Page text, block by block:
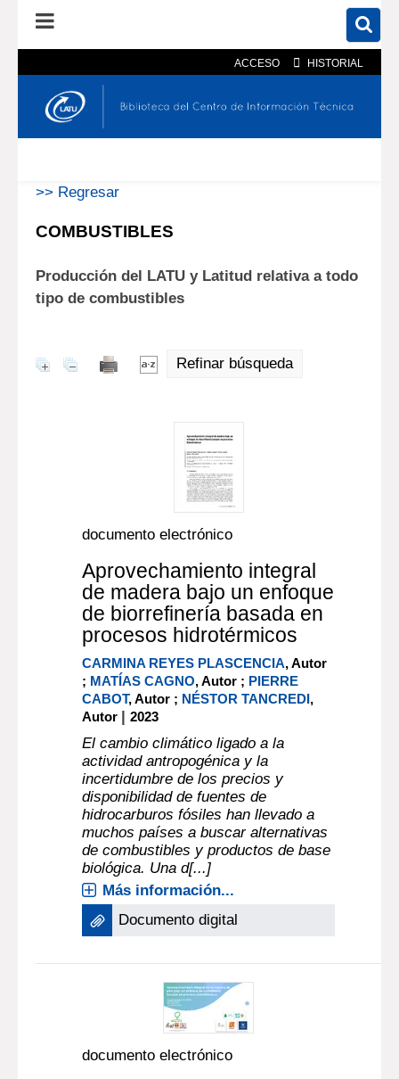
ACCESO HISTORIAL
En el catálogo En el sitio
>> Regresar
COMBUSTIBLES
Producción del LATU y Latitud relativa a todo
tipo de combustibles
Refinar búsqueda
documento electrónico
Aprovechamiento integral
de madera bajo un enfoque
de biorrefinería basada en
procesos hidrotérmicos
CARMINA REYES PLASCENCIA, Autor
; MATÍAS CAGNO, Autor ; PIERRE
CABOT, Autor ; NÉSTOR TANCREDI,
Autor |2023
El cambio climático ligado a la
actividad antropogénica y la
incertidumbre de los precios y
disponibilidad de fuentes de
hidrocarburos fósiles han llevado a
muchos países a buscar alternativas
de combustibles y productos de base
biológica. Una d[...]
Más información...
Documento digital
documento electrónico